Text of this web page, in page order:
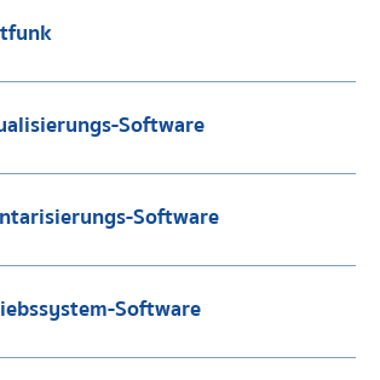
Software
Software
Software